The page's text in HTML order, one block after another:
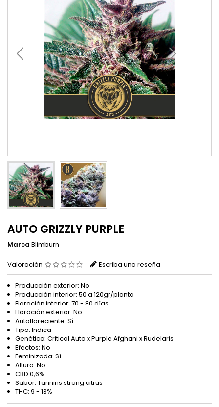
AUTO GRIZZLY PURPLE
Marca Blimburn
Valoración Escriba una reseña
Producción exterior: No
Producción interior: 50 a 120gr/planta
Floración interior: 70 - 80 días
Floración exterior: No
Autofloreciente: Sí
Tipo: Indica
Genética: Critical Auto x Purple Afghani x Rudelaris
Efectos: No
Feminizada: Sí
Altura: No
CBD 0,6%
Sabor: Tannins strong citrus
THC: 9 - 13%